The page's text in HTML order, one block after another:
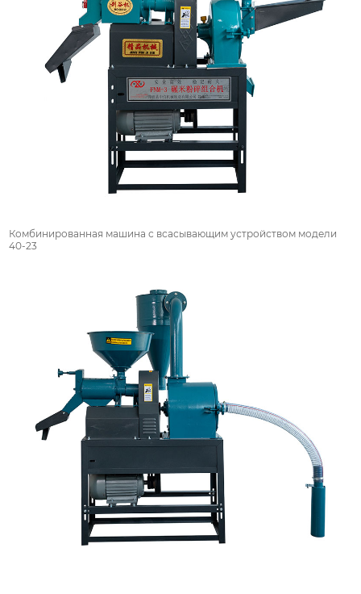
Комбинированная машина с всасывающим устройством модели
40-23